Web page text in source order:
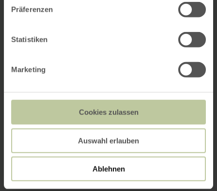
Präferenzen
Statistiken
Marketing
Cookies zulassen
Auswahl erlauben
Ablehnen